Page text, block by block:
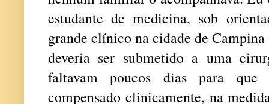
estudante de medicina, sob
grande clínico na cidade de
deveria ser submetido a uma
faltavam poucos dias para que
compensado clinicamente, na